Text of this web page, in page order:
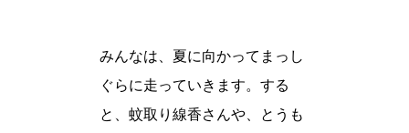
みんなは、夏に向かってまっし
ぐらに走っていきます。する
と、蚊取り線香さんや、とうも